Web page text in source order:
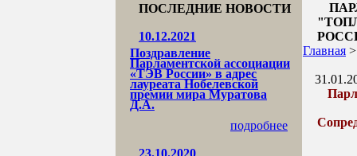
ПОСЛЕДНИЕ НОВОСТИ
10.12.2021
Поздравление
Парламентской ассоциации
«ТЭВ России» в адрес
лауреата Нобелевской
премии мира Муратова
Д.А.
подробнее
23.10.2020
Главная